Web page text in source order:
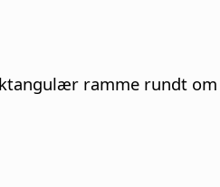
ramme rundt